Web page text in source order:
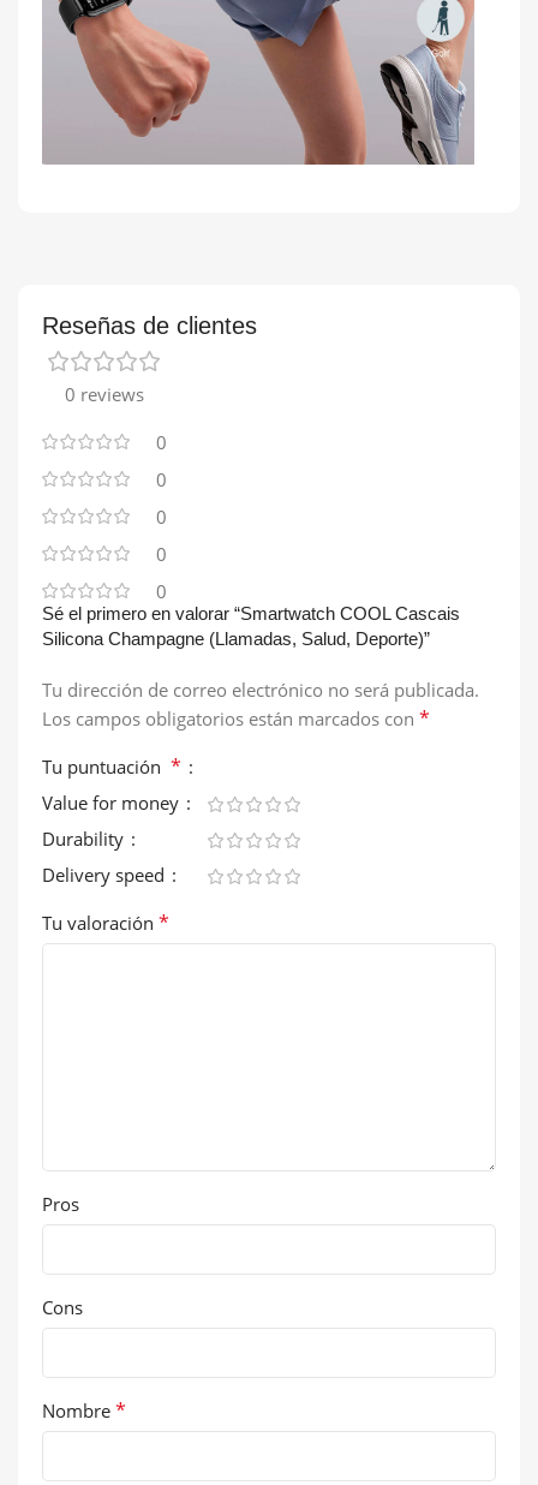
Reseñas de clientes
0 reviews
0
0
0
0
0
Sé el primero en valorar “Smartwatch COOL Cascais
Silicona Champagne (Llamadas, Salud, Deporte)”
Tu dirección de correo electrónico no será publicada.
Los campos obligatorios están marcados con *
Tu puntuación *
Value for money
Durability
Delivery speed
Tu valoración *
Pros
Cons
Nombre *